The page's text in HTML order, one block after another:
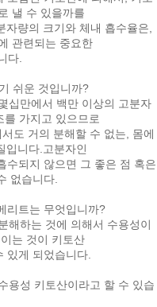
낼 수 있을까를
량의 크기와 체내 흡수율은,
관련되는 중요한
다.
쉬운 것입니까?
만에서 백만 이상의 고분자
가지고 있으므로
도 거의 분해할 수 없는, 몸에
입니다.고분자인
되지 않으면 그 좋은 점 혹은
없습니다.
리트는 무엇입니까?
하는 것에 의해서 수용성이
는 것이 키토산
게 되었습니다.
용성 키토산이라고 할 수 있습